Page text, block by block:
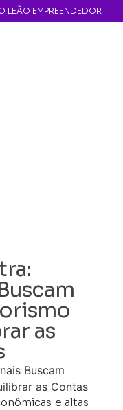
LEÃO EMPREENDEDOR
as
e altas